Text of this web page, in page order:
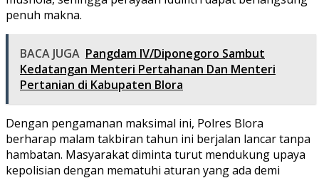
penuh makna.
BACA JUGA Pangdam IV/Diponegoro Sambut
Kedatangan Menteri Pertahanan Dan Menteri
Pertanian di Kabupaten Blora
Dengan pengamanan maksimal ini, Polres Blora
berharap malam takbiran tahun ini berjalan lancar tanpa
hambatan. Masyarakat diminta turut mendukung upaya
kepolisian dengan mematuhi aturan yang ada demi